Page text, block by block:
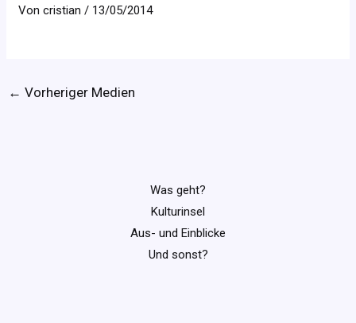
Voncristian/ 13/05/2014
← Vorheriger Medien
Was geht?
Kulturinsel
Aus- und Einblicke
Und sonst?